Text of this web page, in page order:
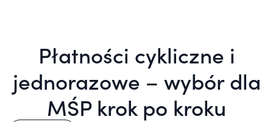
Płatności cykliczne i
jednorazowe – wybór dla
MŚP krok po kroku